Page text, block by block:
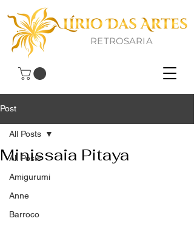
RETROSARIA
Post
All Posts
Amigurumi
Anne
Barroco
All Posts
Minissaia Pitaya